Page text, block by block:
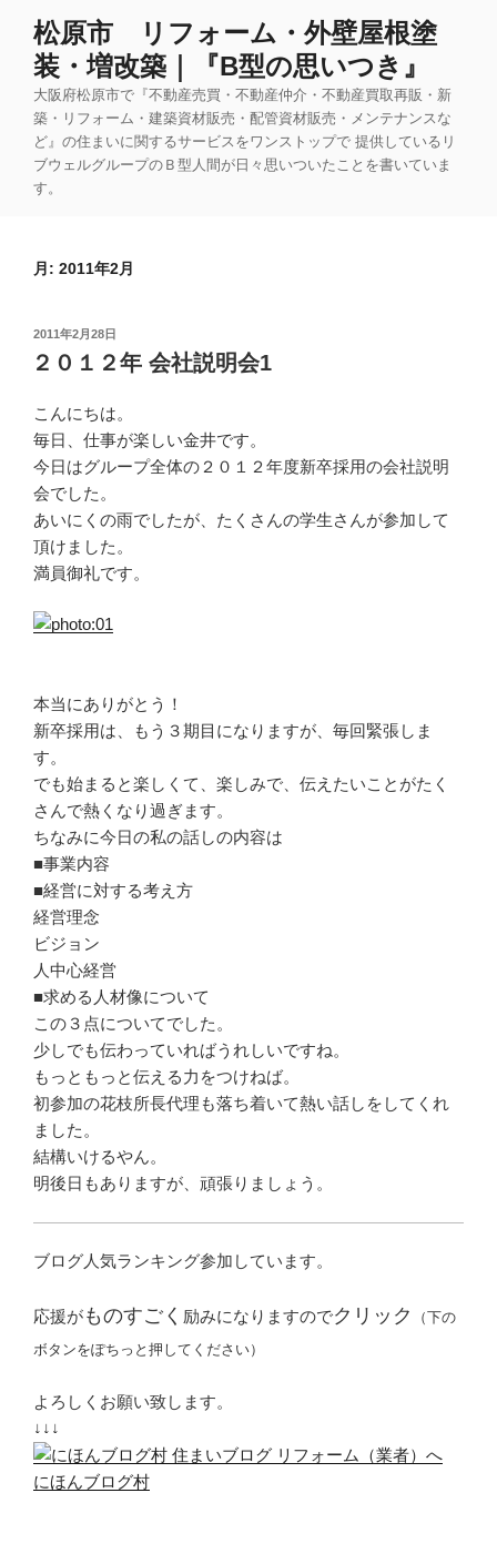
松原市 リフォーム・外壁屋根塗
装・増改築｜『B型の思いつき』
大阪府松原市で『不動産売買・不動産仲介・不動産買取再販・新
築・リフォーム・建築資材販売・配管資材販売・メンテナンスな
ど』の住まいに関するサービスをワンストップで 提供しているリ
ブウェルグループのＢ型人間が日々思いついたことを書いていま
す。
月: 2011年2月
投
稿
日:
2011年2月28日
２０１２年 会社説明会1
こんにちは。
毎日、仕事が楽しい金井です。
今日はグループ全体の２０１２年度新卒採用の会社説明
会でした。
あいにくの雨でしたが、たくさんの学生さんが参加して
頂けました。
満員御礼です。
本当にありがとう！
新卒採用は、もう３期目になりますが、毎回緊張しま
す。
でも始まると楽しくて、楽しみで、伝えたいことがたく
さんで熱くなり過ぎます。
ちなみに今日の私の話しの内容は
■事業内容
■経営に対する考え方
経営理念
ビジョン
人中心経営
■求める人材像について
この３点についてでした。
少しでも伝わっていればうれしいですね。
もっともっと伝える力をつけねば。
初参加の花枝所長代理も落ち着いて熱い話しをしてくれ
ました。
結構いけるやん。
明後日もありますが、頑張りましょう。
ブログ人気ランキング参加しています。
応援がものすごく 励みになりますのでクリック
（下の
ボタンをぽちっと押してください）
よろしくお願い致します。
↓↓↓
にほんブログ村